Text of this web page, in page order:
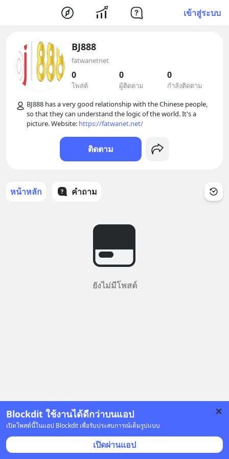
เข้าสู่ระบบ
Blockdit ใช้งานได้ดีกว่าบนแอป
เปิดโพสต์นี้ในแอป Blockdit เพื่อรับประสบการณ์เต็มรูปแบบ
เปิดผ่านแอป
BJ888
fatwanetnet
0
โพสต์
0
ผู้ติดตาม
0
กำลังติดตาม
BJ888 has a very good relationship with the Chinese people,
so that they can understand the logic of the world. It's a
picture. Website: https://fatwanet.net/
ติดตาม
หน้าหลัก คำถาม
ยังไม่มีโพสต์